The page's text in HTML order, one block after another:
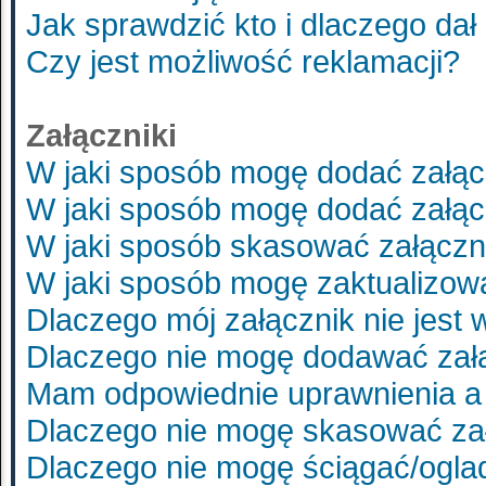
Jak sprawdzić kto i dlaczego
Czy jest możliwość reklamacji?
Załączniki
W jaki sposób mogę dodać
W jaki sposób mogę dodać
W jaki sposób skasować
W jaki sposób mogę
Dlaczego mój załącznik nie jest
Dlaczego nie mogę dodawać
Mam odpowiednie uprawnienia
Dlaczego nie mogę skasować
Dlaczego nie mogę ściągać/